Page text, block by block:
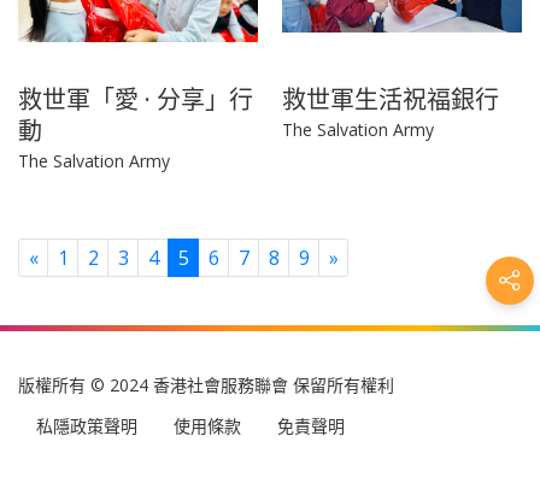
救世軍「愛 · 分享」行
動
The Salvation Army
救世軍生活祝福銀行
The Salvation Army
«Previous
1 2 3 4 5 6 7 8 9 »Next
版權所有 © 2024 香港社會服務聯會 保留所有權利
私隱政策聲明
使用條款 免責聲明